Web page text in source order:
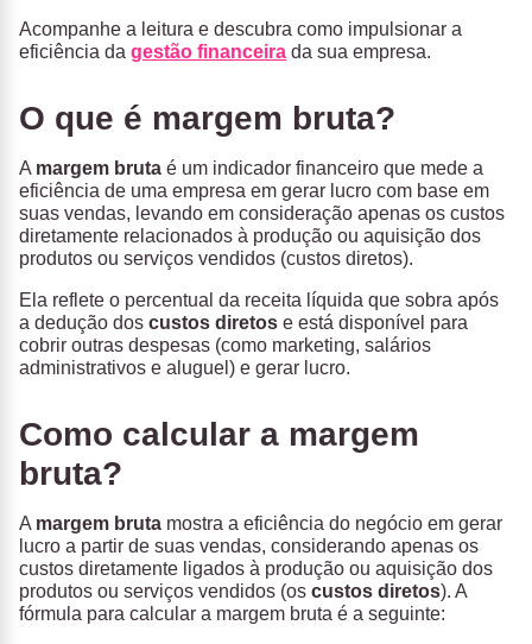
Acompanhe a leitura e descubra como impulsionar a
eficiência da gestão financeira da sua empresa.
O que é margem bruta?
A margem bruta é um indicador financeiro que mede a
eficiência de uma empresa em gerar lucro com base em
suas vendas, levando em consideração apenas os custos
diretamente relacionados à produção ou aquisição dos
produtos ou serviços vendidos (custos diretos).
Ela reflete o percentual da receita líquida que sobra após
a dedução dos custos diretos e está disponível para
cobrir outras despesas (como marketing, salários
administrativos e aluguel) e gerar lucro.
Como calcular a margem
bruta?
A margem bruta mostra a eficiência do negócio em gerar
lucro a partir de suas vendas, considerando apenas os
custos diretamente ligados à produção ou aquisição dos
produtos ou serviços vendidos (os custos diretos). A
fórmula para calcular a margem bruta é a seguinte: